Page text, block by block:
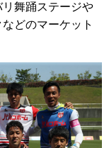
舞踊ステージや
どのマーケット